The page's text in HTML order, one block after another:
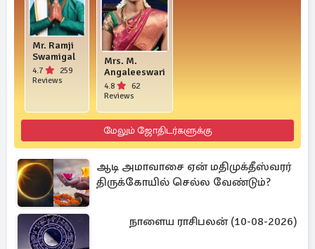
Mr. Ramji
Swamigal
4.7
259
Reviews
Mrs. M.
Angaleeswari
4.8
62
Reviews
மேலும் ஜோதிடர்களுக்கு
ஆடி அமாவாசை ஏன் மதிமுக்தீஸ்வரர்
திருக்கோயில் செல்ல வேண்டும்?
நாளைய ராசிபலன் (10-08-2026)